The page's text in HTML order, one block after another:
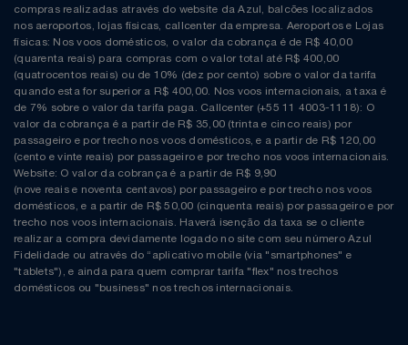
compras realizadas através do website da Azul, balcões localizados
nos aeroportos, lojas físicas, callcenter da empresa. Aeroportos e Lojas
físicas: Nos voos domésticos, o valor da cobrança é de R$ 40,00
(quarenta reais) para compras com o valor total até R$ 400,00
(quatrocentos reais) ou de 10% (dez por cento) sobre o valor da tarifa
quando esta for superior a R$ 400,00. Nos voos internacionais, a taxa é
de 7% sobre o valor da tarifa paga. Callcenter (+55 11 4003-1118): O
valor da cobrança é a partir de R$ 35,00 (trinta e cinco reais) por
passageiro e por trecho nos voos domésticos, e a partir de R$ 120,00
(cento e vinte reais) por passageiro e por trecho nos voos internacionais.
Website: O valor da cobrança é a partir de R$ 9,90
(nove reais e noventa centavos) por passageiro e por trecho nos voos
domésticos, e a partir de R$ 50,00 (cinquenta reais) por passageiro e por
trecho nos voos internacionais. Haverá isenção da taxa se o cliente
realizar a compra devidamente logado no site com seu número Azul
Fidelidade ou através do “aplicativo mobile (via "smartphones" e
"tablets"), e ainda para quem comprar tarifa "flex" nos trechos
domésticos ou "business" nos trechos internacionais.